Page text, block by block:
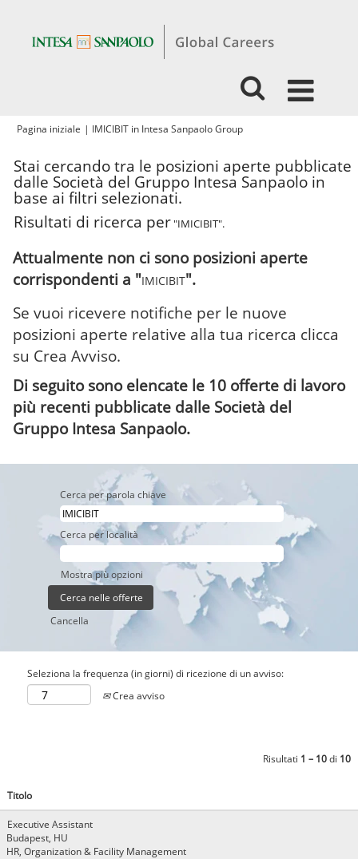
Pagina iniziale | IMICIBIT in Intesa Sanpaolo Group(pagina
Stai cercando tra le posizioni aperte pubblicate
dalle Società del Gruppo Intesa Sanpaolo in
base ai filtri selezionati.
Risultati di ricerca per"IMICIBIT".
Attualmente non ci sono posizioni aperte
corrispondenti a "IMICIBIT".
Se vuoi ricevere notifiche per le nuove
posizioni aperte relative alla tua ricerca clicca
su Crea Avviso.
Di seguito sono elencate le 10 offerte di lavoro
più recenti pubblicate dalle Società del
Gruppo Intesa Sanpaolo.
Cerca per parola chiave
Cerca per località
Mostra più opzioni
Cancella
Seleziona la frequenza (in giorni) di ricezione di un avviso:
Crea avviso
Risultati 1 – 10di 10
Titolo
Executive Assistant
Budapest, HU
HR, Organization & Facility Management